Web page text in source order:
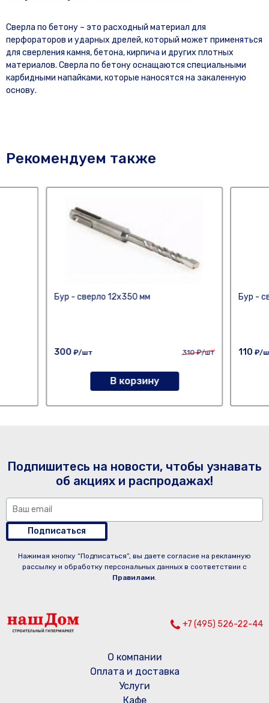
Сверла по бетону – это расходный материал для
перфораторов и ударных дрелей, который может применяться
для сверления камня, бетона, кирпича и других плотных
материалов. Сверла по бетону оснащаются специальными
карбидными напайками, которые наносятся на закаленную
основу.
Рекомендуем также
Бур - сверло 12х350 мм
300 ₽/шт 310₽/шт
В корзину
Бур -
110 ₽/
Подпишитесь на новости, чтобы узнавать
об акциях и распродажах!
Подписаться
Нажимая кнопку “Подписаться”, вы даете согласие на рекламную
рассылку и обработку персональных данных в соответствии с
Правилами.
+7 (495) 526-22-44
О компании
Оплата и доставка
Услуги
Кафе